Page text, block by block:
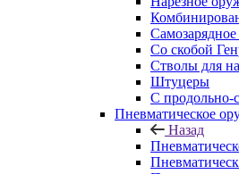
Со скобой
Стволы для
Штуцеры
С продольно-
Пневматическое
Назад